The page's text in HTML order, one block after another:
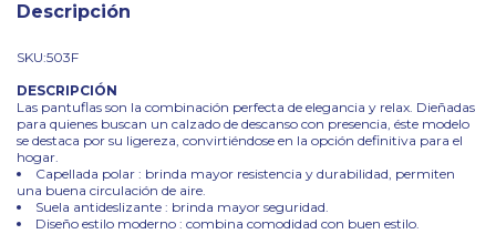
Descripción
SKU:503F
DESCRIPCIÓN
Las pantuflas son la combinación perfecta de elegancia y relax. Dieñadas
para quienes buscan un calzado de descanso con presencia, éste modelo
se destaca por su ligereza, convirtiéndose en la opción definitiva para el
hogar.
Capellada polar : brinda mayor resistencia y durabilidad, permiten
una buena circulación de aire.
Suela antideslizante : brinda mayor seguridad.
Diseño estilo moderno : combina comodidad con buen estilo.